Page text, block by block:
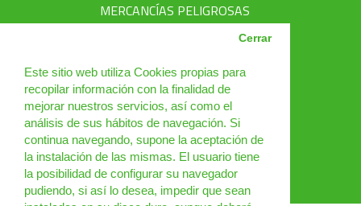
Este sitio web utiliza Cookies propias para
recopilar información con la finalidad de
mejorar nuestros servicios, así como el
análisis de sus hábitos de navegación. Si
continua navegando, supone la aceptación de
la instalación de las mismas. El usuario tiene
la posibilidad de configurar su navegador
pudiendo, si así lo desea, impedir que sean
Cerrar
MERCANCÍAS PELIGROSAS
PRODUCTOS
CURSOS
NOTICIAS
¿QUIÉNES SOMOS?
CONTACTO